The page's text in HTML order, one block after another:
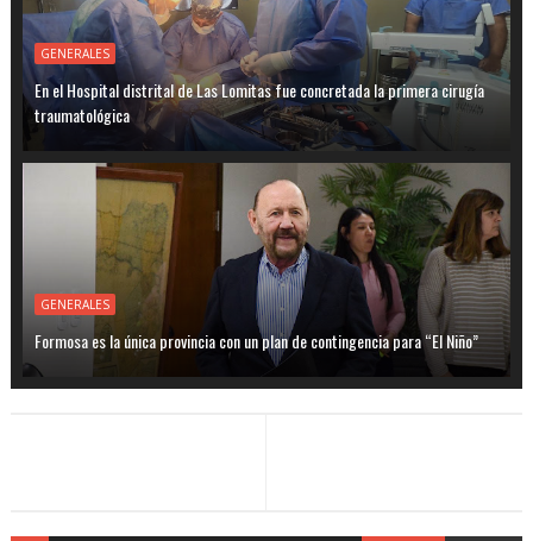
GENERALES
En el Hospital distrital de Las Lomitas fue concretada la primera cirugía
traumatológica
GENERALES
Formosa es la única provincia con un plan de contingencia para “El Niño”